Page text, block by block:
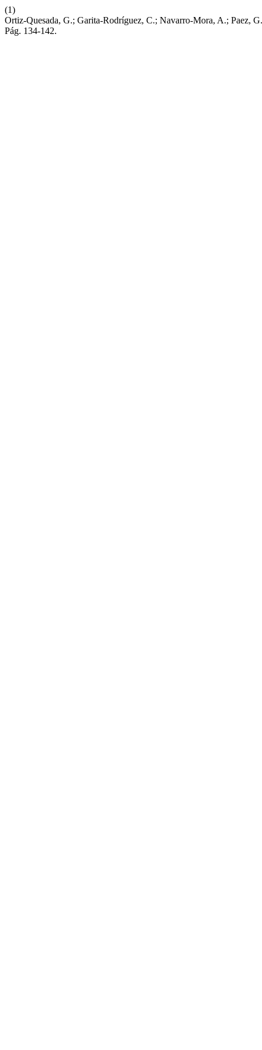
(1)
Ortiz-Quesada, G.; Garita-Rodríguez, C.; Navarro-Mora, A.; Paez,
Pág. 134-142.